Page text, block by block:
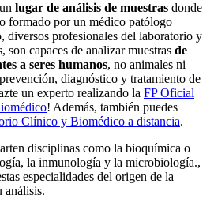
lugar de análisis de muestras donde
formado por un médico patólogo
diversos profesionales del laboratorio y
son capaces de analizar muestras de
a seres humanos, no animales ni
diagnóstico y tratamiento de
un experto realizando la FP Oficial
! Además, también puedes
Clínico y Biomédico a distancia.
disciplinas como la bioquímica o
la inmunología y la microbiología.,
especialidades del origen de la
análisis.